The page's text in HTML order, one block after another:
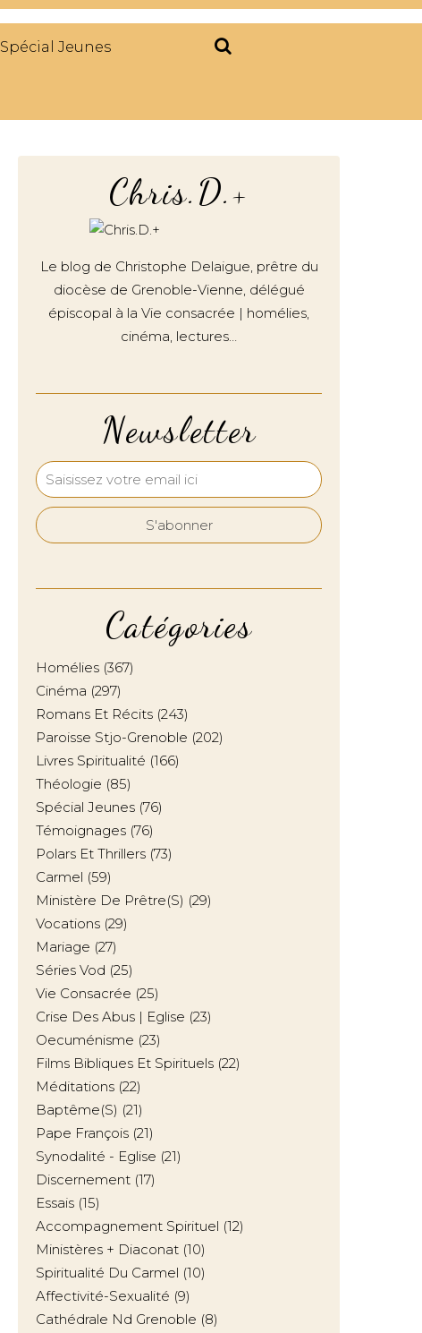
Spécial Jeunes
Newsletter
Catégories
Homélies (367)
Cinéma (297)
Romans Et Récits (243)
Paroisse Stjo-Grenoble (202)
Livres Spiritualité (166)
Théologie (85)
Spécial Jeunes (76)
Témoignages (76)
Polars Et Thrillers (73)
Carmel (59)
Ministère De Prêtre(s) (29)
Vocations (29)
Mariage (27)
Séries Vod (25)
Vie Consacrée (25)
Crise Des Abus | Eglise (23)
Oecuménisme (23)
Films Bibliques Et Spirituels (22)
Méditations (22)
Baptême(s) (21)
Pape François (21)
Synodalité - Eglise (21)
Discernement (17)
Essais (15)
Accompagnement Spirituel (12)
Ministères + Diaconat (10)
Spiritualité Du Carmel (10)
Affectivité-Sexualité (9)
Cathédrale Nd Grenoble (8)
Chris.D.+
Le blog de Christophe Delaigue, prêtre du
diocèse de Grenoble-Vienne, délégué
épiscopal à la Vie consacrée | homélies,
cinéma, lectures…